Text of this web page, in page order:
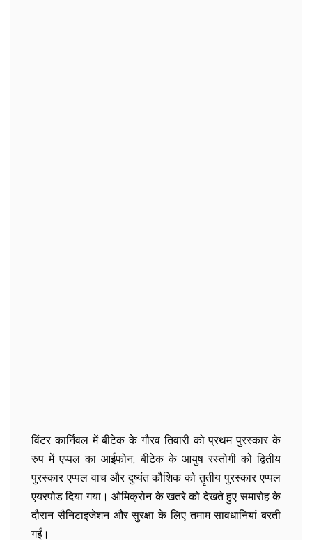
विंटर कार्निवल में बीटेक के गौरव तिवारी को प्रथम पुरस्कार के
रुप में एप्पल का आईफोन, बीटेक के आयुष रस्तोगी को द्वितीय
पुरस्कार एप्पल वाच और दुष्यंत कौशिक को त़ृतीय पुरस्कार एप्पल
एयरपोड दिया गया। ओमिक्रोन के खतरे को देखते हुए समारोह के
दौरान सैनिटाइजेशन और सुरक्षा के लिए तमाम सावधानियां बरती
गईं।